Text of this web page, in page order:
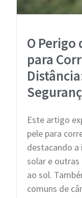
O Perigo
para
Este artigo
pele para
destacando
solar e
ao sol.
comuns de